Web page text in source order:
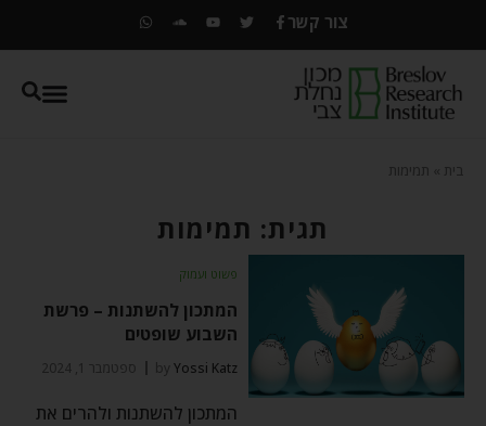
צור קשר
בית תמימות
תגית: תמימות
פשוט ועמוק
המתכון להשתנות – פרשת
השבוע שופטים
byYossi Katz ספטמבר 1, 2024
המתכון להשתנות ולהרים את